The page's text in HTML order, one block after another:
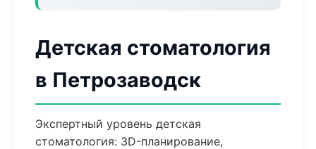
Детская стоматология
в Петрозаводск
Экспертный уровень детская
стоматология: 3D-планирование,